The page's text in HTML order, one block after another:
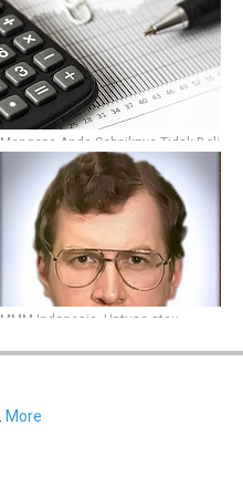
Mengapa Anda Sebaiknya Tidak Beli
MMM Indonesia. Untung atau
More